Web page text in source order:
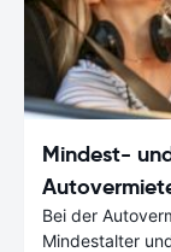
Mindest-
Bei der
Mindestalter